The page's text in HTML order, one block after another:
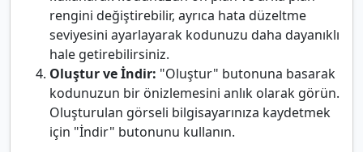
rengini değiştirebilir, ayrıca hata düzeltme
seviyesini ayarlayarak kodunuzu daha dayanıklı
hale getirebilirsiniz.
Oluştur ve İndir: "Oluştur" butonuna basarak
kodunuzun bir önizlemesini anlık olarak görün.
Oluşturulan görseli bilgisayarınıza kaydetmek
için "İndir" butonunu kullanın.